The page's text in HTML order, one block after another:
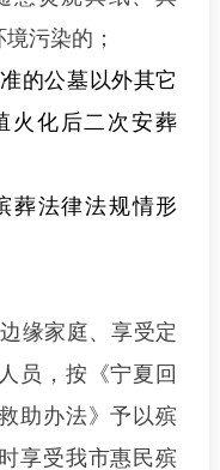
污染的；
的公墓以外其它
火化后二次安葬
葬法律法规情形
缘家庭、享受定
员，按《宁夏回
助办法》予以殡
享受我市惠民殡